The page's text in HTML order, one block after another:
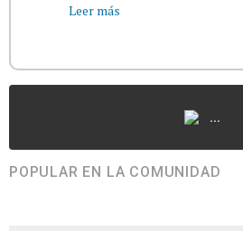
Leer más
...
POPULAR EN LA COMUNIDAD